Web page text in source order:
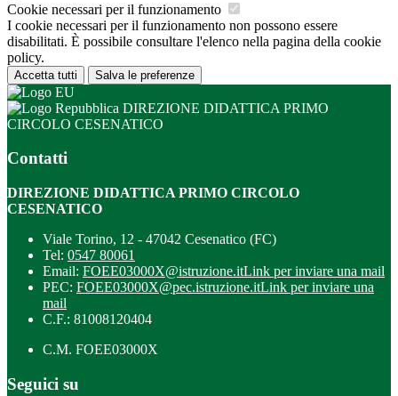
Cookie necessari per il funzionamento
I cookie necessari per il funzionamento non possono essere
disabilitati. È possibile consultare l'elenco nella pagina della cookie
policy.
Accetta tutti Salva le preferenze
DIREZIONE DIDATTICA PRIMO
CIRCOLO CESENATICO
Contatti
DIREZIONE DIDATTICA PRIMO CIRCOLO
CESENATICO
Viale Torino, 12 - 47042 Cesenatico (FC)
Tel: 0547 80061
Email: FOEE03000X@istruzione.itLink per inviare una mail
PEC: FOEE03000X@pec.istruzione.itLink per inviare una
mail
C.F.: 81008120404
C.M. FOEE03000X
Seguici su